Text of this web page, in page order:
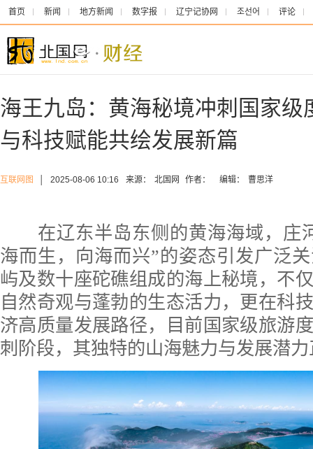
首页 新闻 地方新闻 数字报 辽宁记协网 조선어 评论
海王九岛：黄海秘境冲刺国家级
与科技赋能共绘发展新篇
互联网图 2025-08-06 10:16 来源： 北国网 作者： 编辑： 曹思洋
在辽东半岛东侧的黄海海域，庄
海而生，向海而兴”的姿态引发广泛
屿及数十座砣礁组成的海上秘境，不
自然奇观与蓬勃的生态活力，更在科
济高质量发展路径，目前国家级旅游
刺阶段，其独特的山海魅力与发展潜